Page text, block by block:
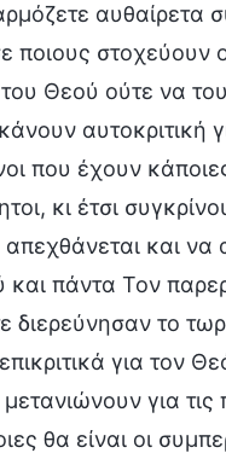
αυθαίρετα
ποιους στοχεύουν
Θεού ούτε να
αυτοκριτική
που έχουν
κι έτσι
και να
πάντα Τον
διερεύνησαν το
για τον
για τις
θα είναι οι